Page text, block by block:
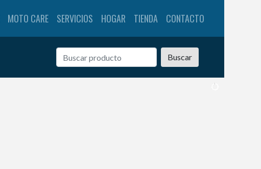
MOTO CARE SERVICIOS HOGAR TIENDA CONTACTO
Buscar